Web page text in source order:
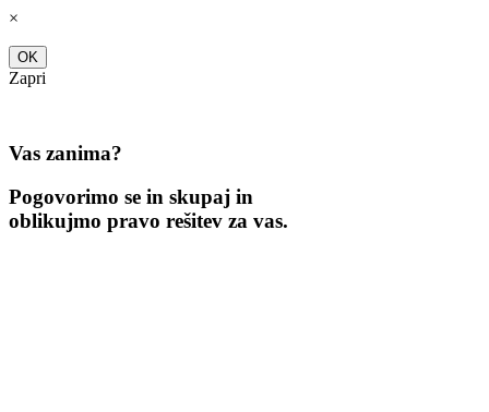
Skip
content
×
OK
Zapri
Vas zanima?
Pogovorimo se in skupaj in
oblikujmo pravo rešitev za vas.